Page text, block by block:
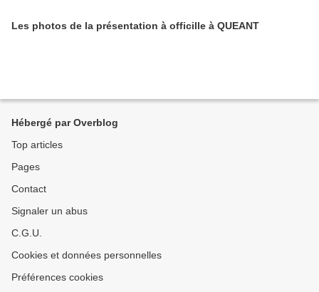
Les photos de la présentation à officille à QUEANT
Hébergé par Overblog
Top articles
Pages
Contact
Signaler un abus
C.G.U.
Cookies et données personnelles
Préférences cookies